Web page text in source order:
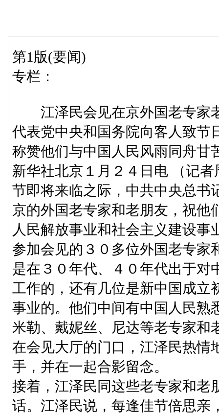
第1版(要闻)
专栏：
江泽民会见在京外国老专家
代表党中央和国务院向客人致节
称赞他们与中国人民风雨同舟甘
新华社北京１月２４日电 （记
节即将来临之际，中共中央总书
京的外国老专家和老朋友，祝他
人民解放事业和社会主义建设事
参加会见的３０多位外国老专家
是在３０年代、４０年代出于对
工作的，还有几位是新中国成立
事业的。他们中间有中国人民熟
米勒、戴妮丝、尼达等老专家和
在会见大厅的门口，江泽民热情
手，并在一起合影留念。
接着，江泽民同这些老专家和老
话。江泽民说，每逢佳节倍思亲